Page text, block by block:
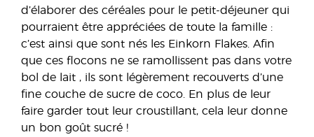
d’élaborer des céréales pour le petit-déjeuner qui
pourraient être appréciées de toute la famille :
c’est ainsi que sont nés les Einkorn Flakes. Afin
que ces flocons ne se ramollissent pas dans votre
bol de lait , ils sont légèrement recouverts d’une
fine couche de sucre de coco. En plus de leur
faire garder tout leur croustillant, cela leur donne
un bon goût sucré !